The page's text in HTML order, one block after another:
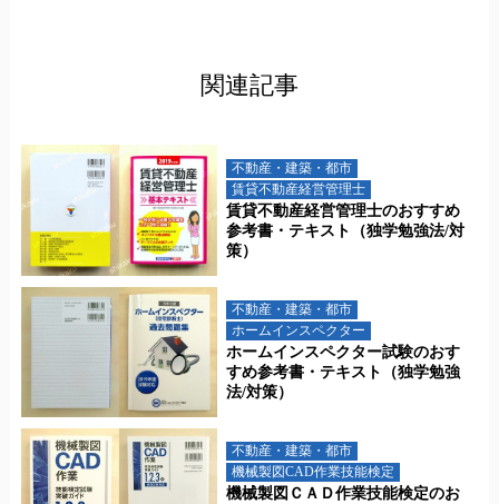
関連記事
不動産・建築・都市
賃貸不動産経営管理士
賃貸不動産経営管理士のおすすめ
参考書・テキスト（独学勉強法/対
策）
不動産・建築・都市
ホームインスペクター
ホームインスペクター試験のおす
すめ参考書・テキスト（独学勉強
法/対策）
不動産・建築・都市
機械製図CAD作業技能検定
機械製図ＣＡＤ作業技能検定のお